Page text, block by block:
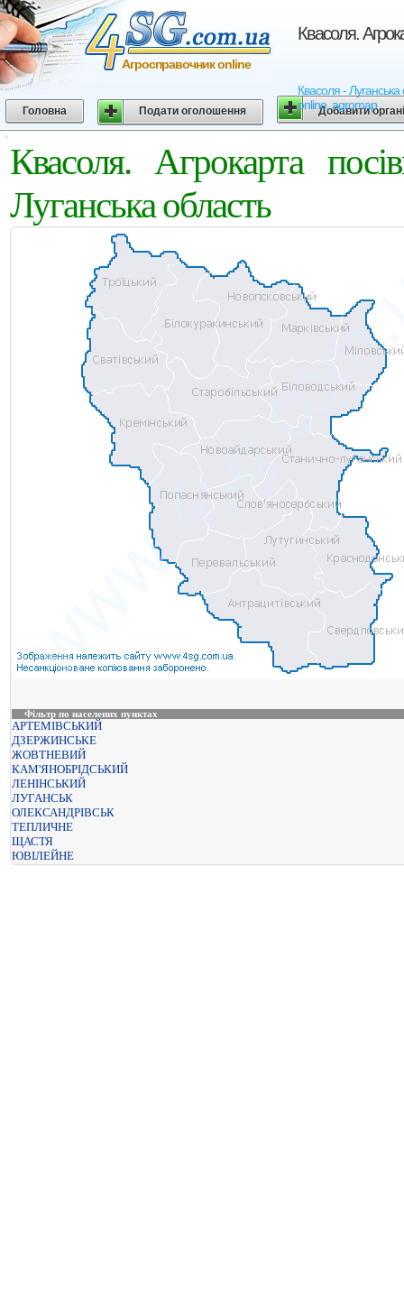
Квасоля.
Квасоля - Луганська
online, agromap
Агросправочник online
Головна Подати оголошення Добавити
Квасоля. Агрокарта
Луганська область
Фільтр по населених пунктах
АРТЕМІВСЬКИЙ
ДЗЕРЖИНСЬКЕ
ЖОВТНЕВИЙ
КАМ'ЯНОБРІДСЬКИЙ
ЛЕНІНСЬКИЙ
ЛУГАНСЬК
ОЛЕКСАНДРІВСЬК
ТЕПЛИЧНЕ
ЩАСТЯ
ЮВІЛЕЙНЕ